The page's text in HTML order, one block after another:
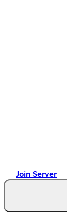
Join Server